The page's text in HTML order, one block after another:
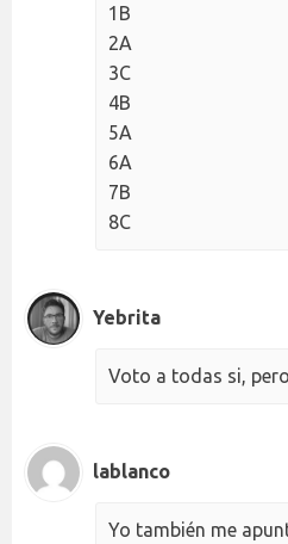
1B
2A
3C
4B
5A
6A
7B
8C
Yebrita
Voto a todas si,
lablanco
Yo también me